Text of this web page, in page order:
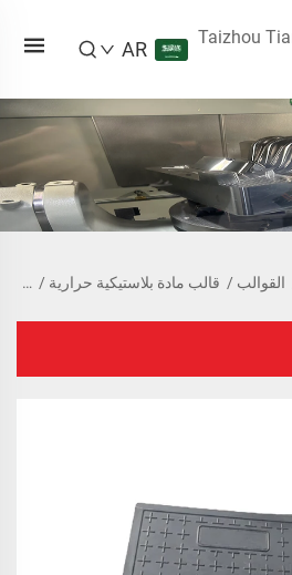
AR
القوالب/ قالب مادة بلاستيكية حرارية/ قالب